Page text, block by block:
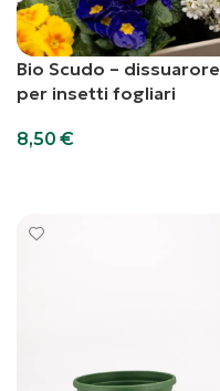
Bio Scudo – dissuarore
per insetti fogliari
8,50 €